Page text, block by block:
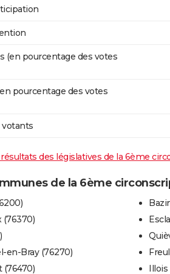
(en pourcentage des votes
pourcentage des votes
résultats des législatives de la 6ème
de la 6ème
(76370)
en-Bray (76270)
(76470)
Illois